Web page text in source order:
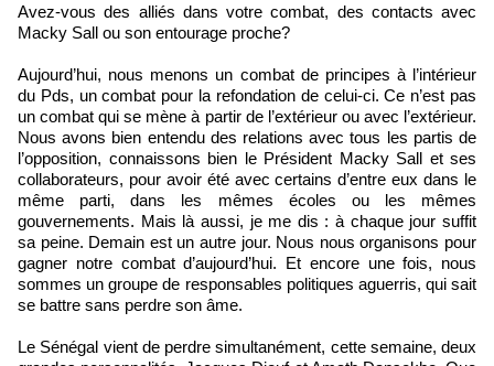
Avez-vous des alliés dans votre combat, des contacts avec
Macky Sall ou son entourage proche?
Aujourd’hui, nous menons un combat de principes à l’intérieur
du Pds, un combat pour la refondation de celui-ci. Ce n’est pas
un combat qui se mène à partir de l’extérieur ou avec l’extérieur.
Nous avons bien entendu des relations avec tous les partis de
l’opposition, connaissons bien le Président Macky Sall et ses
collaborateurs, pour avoir été avec certains d’entre eux dans le
même parti, dans les mêmes écoles ou les mêmes
gouvernements. Mais là aussi, je me dis : à chaque jour suffit
sa peine. Demain est un autre jour. Nous nous organisons pour
gagner notre combat d’aujourd’hui. Et encore une fois, nous
sommes un groupe de responsables politiques aguerris, qui sait
se battre sans perdre son âme.
Le Sénégal vient de perdre simultanément, cette semaine, deux